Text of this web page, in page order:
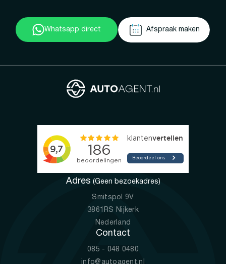
Whatsapp direct Afspraak maken
Adres (Geen bezoekadres)
Smitspol 9V
3861RS Nijkerk
Nederland
Contact
085 - 048 0480
info@autoagent.nl